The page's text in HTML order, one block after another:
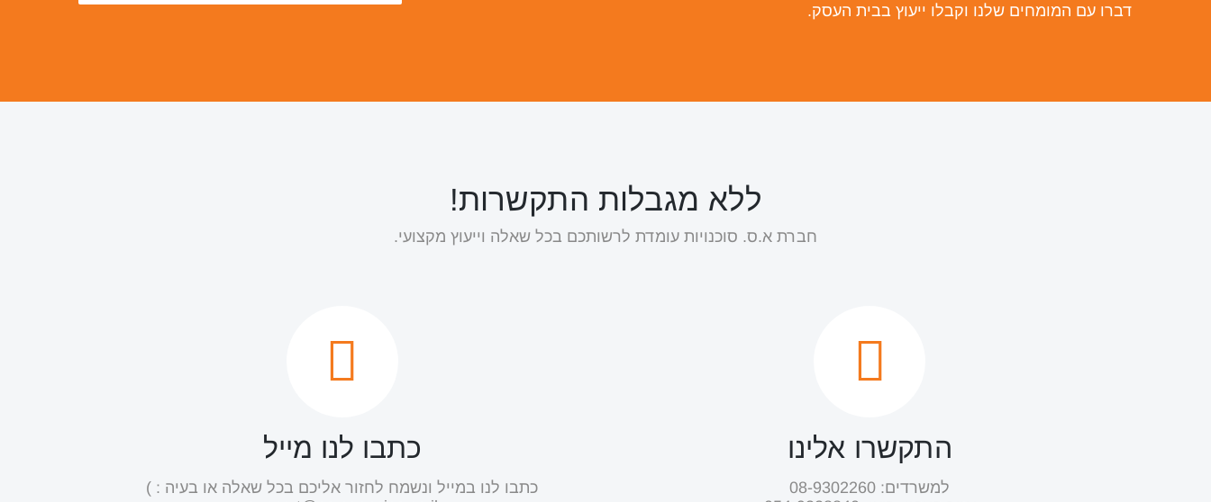
דברו עם המומחים שלנו וקבלו ייעוץ בבית העסק.
ללא מגבלות התקשרות!
חברת א.ס. סוכנויות עומדת לרשותכם בכל שאלה וייעוץ מקצועי.
התקשרו אלינו
למשרדים: 08-9302260
כתבו לנו מייל
כתבו לנו במייל ונשמח לחזור אליכם בכל שאלה או בעיה : )